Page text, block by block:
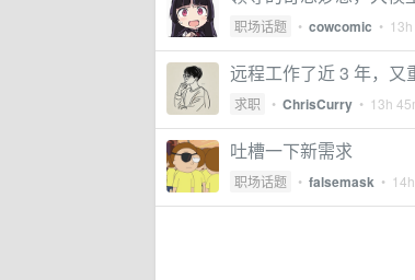
职场话题 • cowcomic •
远程工作了近 3 年，又
求职 • ChrisCurry • 13h
吐槽一下新需求
职场话题 • falsemask •